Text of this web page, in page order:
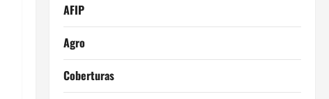
AFIP
Agro
Coberturas